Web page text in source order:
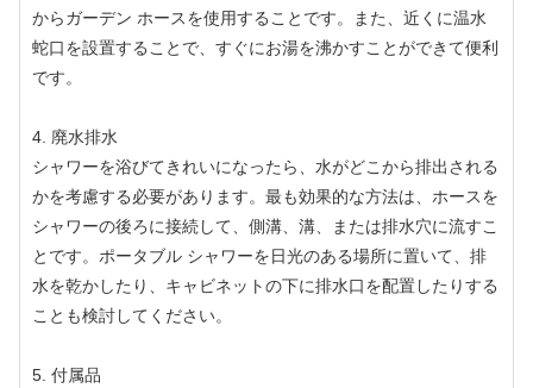
からガーデン ホースを使用することです。また、近くに温水
蛇口を設置することで、すぐにお湯を沸かすことができて便利
です。
4. 廃水排水
シャワーを浴びてきれいになったら、水がどこから排出される
かを考慮する必要があります。最も効果的な方法は、ホースを
シャワーの後ろに接続して、側溝、溝、または排水穴に流すこ
とです。ポータブル シャワーを日光のある場所に置いて、排
水を乾かしたり、キャビネットの下に排水口を配置したりする
ことも検討してください。
5. 付属品